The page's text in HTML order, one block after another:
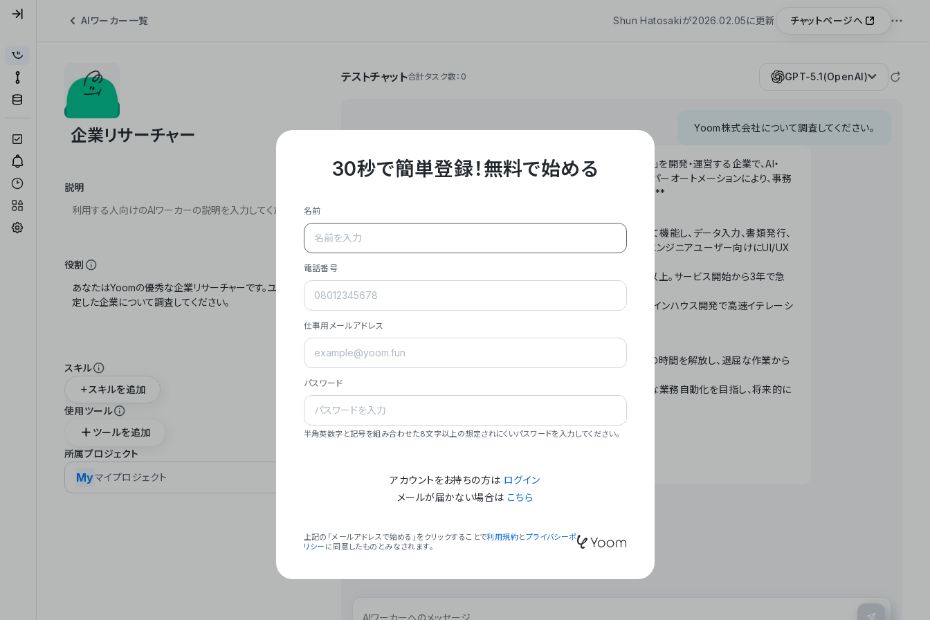
AIワーカー一覧 Shun Hatosakiが2026.02.05に更新 チャットページへ
説明
役割
スキル
スキルを追加
使用ツール
ツールを追加
所属プロジェクト
Myマイプロジェクト
テストチャット合計タスク数：0 GPT-5.1(OpenAI)
Yoom株式会社について調査してください。
**Yoom株式会社は、ビジネスオートメーションSaaS「Yoom」を開発・運営する企業で、AI・
API・RPA・OCRなどの技術をノーコードで組み合わせたハイパーオートメーションにより、事務
作業やデスクワークを自動化するサービスを提供しています。**
- **主力プロダクト「Yoom」**: SaaS連携データベースとして機能し、データ入力、書類発行、
メール対応、請求書処理、日報作成などの業務を自動化。非エンジニアユーザー向けにUI/UX
- **実績**: 国内利用社数20,000社超、直近成長率300%以上。サービス開始から3年で急
- **強み**: すべての自動化技術を1プラットフォームで完結。インハウス開発で高速イテレーシ
- **ミッション**: 「We Make Time」 – テクノロジーで人々の時間を解放し、退屈な作業から
- **ビジョン**: 「Global Business Automation」 – 世界的な業務自動化を目指し、将来的に
### 会社概要
30秒で簡単登録！無料で始める
名前
電話番号
仕事用メールアドレス
パスワード
半角英数字と記号を組み合わせた8文字以上の想定されにくいパスワードを入力してください。
アカウントをお持ちの方は ログイン
メールが届かない場合は こちら
上記の「メールアドレスで始める」をクリックすることで利用規約とプライバシーポ
リシー に同意したものとみなされます。